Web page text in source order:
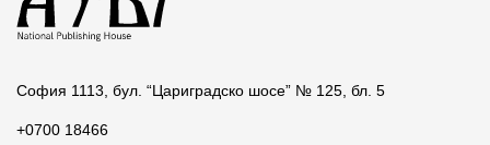
София 1113, бул. “Цариградско шосе” № 125, бл. 5
+0700 18466